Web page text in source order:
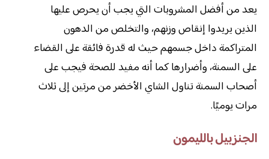
يعد من أفضل المشروبات التي يجب أن يحرص عليها
الذين يريدوا إنقاص وزنهم، والتخلص من الدهون
المتراكمة داخل جسمهم حيث له قدرة فائقة على القضاء
على السمنة، وأضرارها كما أنه مفيد للصحة فيجب على
أصحاب السمنة تناول الشاي الأخضر من مرتين إلى ثلاث
مرات يوميًا.
الجنزبيل بالليمون